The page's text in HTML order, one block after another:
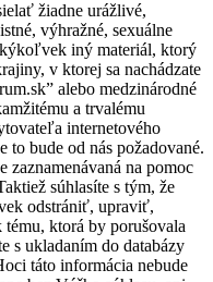
žiadne urážlivé,
výhražné, sexuálne
iný materiál, ktorý
v ktorej sa nachádzate
alebo medzinárodné
a trvalému
internetového
to bude od nás požadované.
zaznamenávaná na pomoc
súhlasíte s tým, že
odstrániť, upraviť,
ktorá by porušovala
s ukladaním do databázy
táto informácia nebude